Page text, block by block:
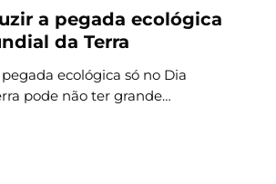
a pegada ecológica
da Terra
ecológica só no Dia
pode não ter grande…